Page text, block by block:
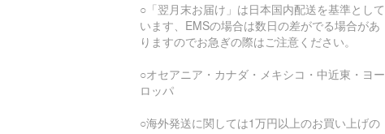
○「翌月末お届け」は日本国内配送を基準として
います、EMSの場合は数日の差がでる場合があ
りますのでお急ぎの際はご注意ください。
○オセアニア・カナダ・メキシコ・中近東・ヨー
ロッパ
○海外発送に関しては1万円以上のお買い上げの